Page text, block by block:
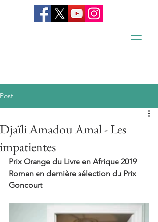
Post
Djaïli Amadou Amal - Les
impatientes
Prix Orange du Livre en Afrique 2019
Roman en dernière sélection du Prix
Goncourt